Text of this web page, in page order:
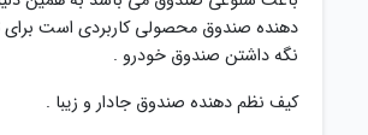
دهنده صندوق محصولی کاربردی است برای
نگه داشتن صندوق خودرو .
کیف نظم دهنده صندوق جادار و زیبا .